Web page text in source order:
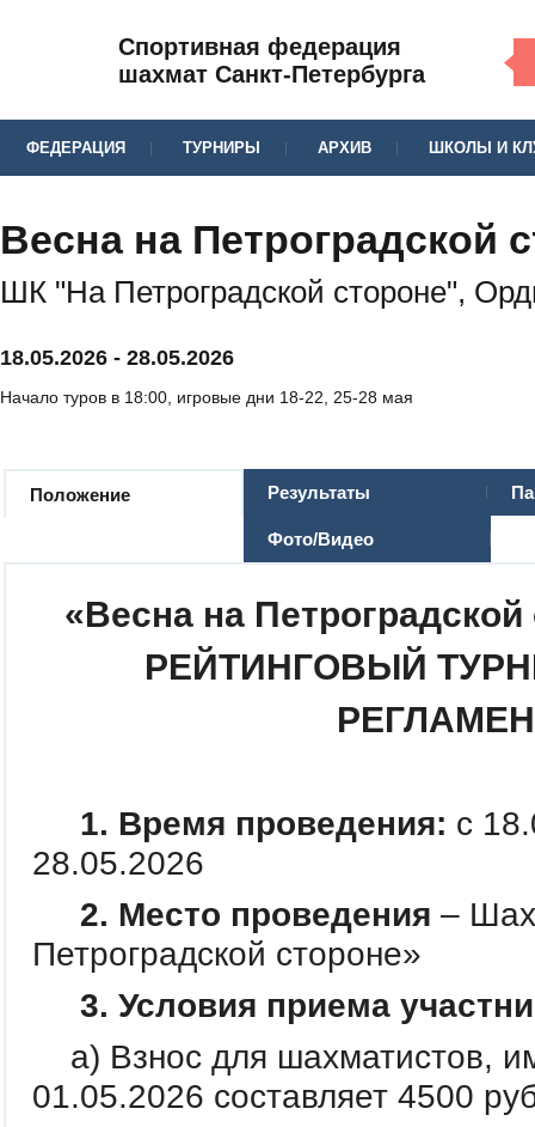
Спортивная федерация
шахмат Санкт-Петербурга
ФЕДЕРАЦИЯ ТУРНИРЫ АРХИВ ШКОЛЫ И
Весна на Петроградской
ШК "На Петроградской стороне",
18.05.2026 - 28.05.2026
Начало туров в 18:00, игровые дни 18-22, 25-28 мая
Положение Результаты
Фото/Видео
«Весна на Петроградской
РЕЙТИНГОВЫЙ
1. Время проведения: с
28.05.2026
2. Место проведения –
Петроградской стороне»
3. Условия приема
а) Взнос для шахматистов,
01.05.2026 составляет 4500